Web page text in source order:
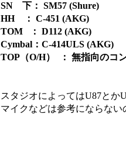
SN 下： SM57 (Shure)
HH ： C-451 (AKG)
TOM ： D112 (AKG)
Cymbal：C-414ULS (AKG)
TOP（O/H） ： 無指向のコ
スタジオによってはU87とか
マイクなどは参考にならない